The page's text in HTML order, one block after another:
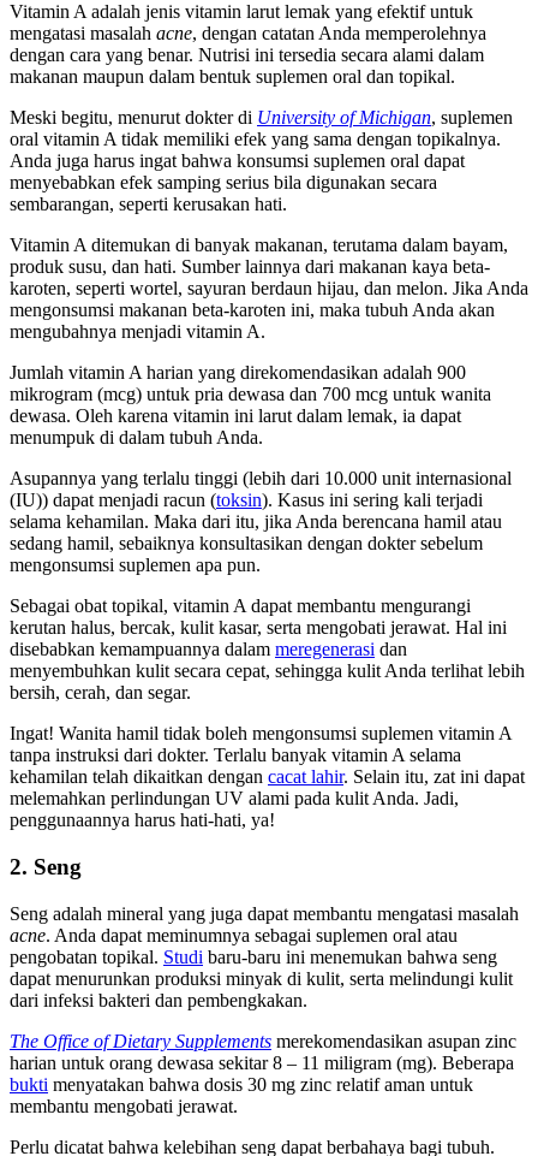
Vitamin A adalah jenis vitamin larut lemak yang efektif untuk
mengatasi masalah acne, dengan catatan Anda memperolehnya
dengan cara yang benar. Nutrisi ini tersedia secara alami dalam
makanan maupun dalam bentuk suplemen oral dan topikal.
Meski begitu, menurut dokter di University of Michigan, suplemen
oral vitamin A tidak memiliki efek yang sama dengan topikalnya.
Anda juga harus ingat bahwa konsumsi suplemen oral dapat
menyebabkan efek samping serius bila digunakan secara
sembarangan, seperti kerusakan hati.
Vitamin A ditemukan di banyak makanan, terutama dalam bayam,
produk susu, dan hati. Sumber lainnya dari makanan kaya beta-
karoten, seperti wortel, sayuran berdaun hijau, dan melon. Jika Anda
mengonsumsi makanan beta-karoten ini, maka tubuh Anda akan
mengubahnya menjadi vitamin A.
Jumlah vitamin A harian yang direkomendasikan adalah 900
mikrogram (mcg) untuk pria dewasa dan 700 mcg untuk wanita
dewasa. Oleh karena vitamin ini larut dalam lemak, ia dapat
menumpuk di dalam tubuh Anda.
Asupannya yang terlalu tinggi (lebih dari 10.000 unit internasional
(IU)) dapat menjadi racun (toksin). Kasus ini sering kali terjadi
selama kehamilan. Maka dari itu, jika Anda berencana hamil atau
sedang hamil, sebaiknya konsultasikan dengan dokter sebelum
mengonsumsi suplemen apa pun.
Sebagai obat topikal, vitamin A dapat membantu mengurangi
kerutan halus, bercak, kulit kasar, serta mengobati jerawat. Hal ini
disebabkan kemampuannya dalam meregenerasi dan
menyembuhkan kulit secara cepat, sehingga kulit Anda terlihat lebih
bersih, cerah, dan segar.
Ingat! Wanita hamil tidak boleh mengonsumsi suplemen vitamin A
tanpa instruksi dari dokter. Terlalu banyak vitamin A selama
kehamilan telah dikaitkan dengan cacat lahir. Selain itu, zat ini dapat
melemahkan perlindungan UV alami pada kulit Anda. Jadi,
penggunaannya harus hati-hati, ya!
2. Seng
Seng adalah mineral yang juga dapat membantu mengatasi masalah
acne. Anda dapat meminumnya sebagai suplemen oral atau
pengobatan topikal. Studi baru-baru ini menemukan bahwa seng
dapat menurunkan produksi minyak di kulit, serta melindungi kulit
dari infeksi bakteri dan pembengkakan.
The Office of Dietary Supplements merekomendasikan asupan zinc
harian untuk orang dewasa sekitar 8 – 11 miligram (mg). Beberapa
bukti menyatakan bahwa dosis 30 mg zinc relatif aman untuk
membantu mengobati jerawat.
Perlu dicatat bahwa kelebihan seng dapat berbahaya bagi tubuh.